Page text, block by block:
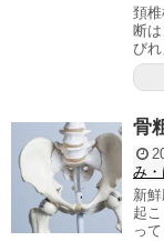
頚
断
び
骨
み・
新
起
っ